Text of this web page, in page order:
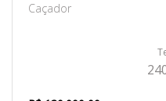
Caçador